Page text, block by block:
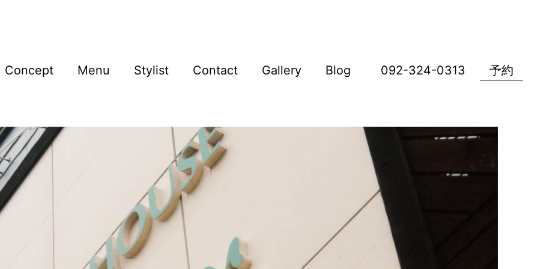
Concept Menu Stylist Contact Gallery Blog 092-324-0313 予約